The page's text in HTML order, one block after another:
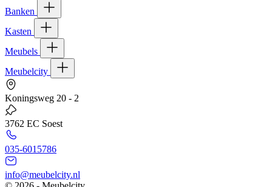
Banken
Kasten
Meubels
Meubelcity
Koningsweg 20 - 2
3762 EC Soest
035-6015786
info@meubelcity.nl